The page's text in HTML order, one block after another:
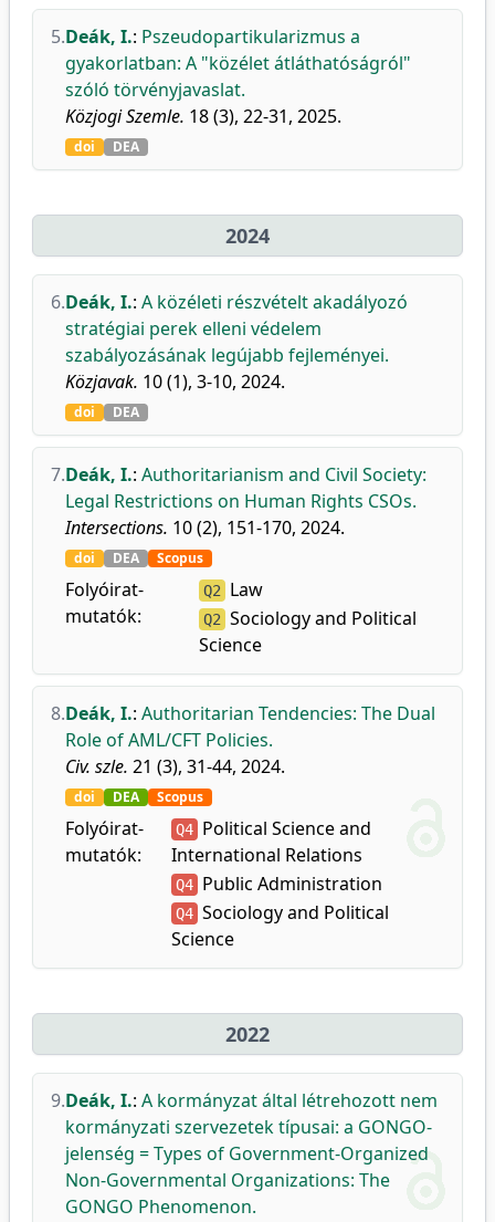
5.Deák, I.: Pszeudopartikularizmus a
gyakorlatban: A "közélet átláthatóságról"
szóló törvényjavaslat.
Közjogi Szemle. 18 (3), 22-31, 2025.
doi DEA
2024
6.Deák, I.: A közéleti részvételt akadályozó
stratégiai perek elleni védelem
szabályozásának legújabb fejleményei.
Közjavak. 10 (1), 3-10, 2024.
doi DEA
7.Deák, I.: Authoritarianism and Civil Society:
Legal Restrictions on Human Rights CSOs.
Intersections. 10 (2), 151-170, 2024.
doi DEA Scopus
Folyóirat-
mutatók:
Q2 Law
Q2 Sociology and Political
Science
8.Deák, I.: Authoritarian Tendencies: The Dual
Role of AML/CFT Policies.
Civ. szle. 21 (3), 31-44, 2024.
doi DEA Scopus
Folyóirat-
mutatók:
Q4 Political Science and
International Relations
Q4 Public Administration
Q4 Sociology and Political
Science
2022
9.Deák, I.: A kormányzat által létrehozott nem
kormányzati szervezetek típusai: a GONGO-
jelenség = Types of Government-Organized
Non-Governmental Organizations: The
GONGO Phenomenon.